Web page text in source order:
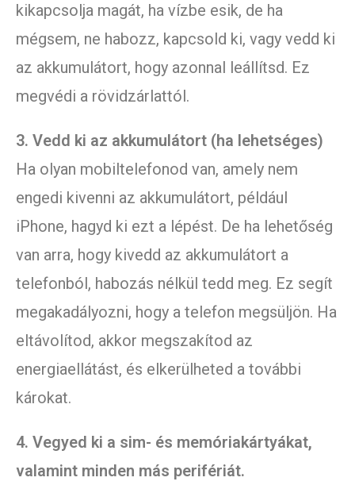
kikapcsolja magát, ha vízbe esik, de ha
mégsem, ne habozz, kapcsold ki, vagy vedd ki
az akkumulátort, hogy azonnal leállítsd. Ez
megvédi a rövidzárlattól.
3. Vedd ki az akkumulátort (ha lehetséges)
Ha olyan mobiltelefonod van, amely nem
engedi kivenni az akkumulátort, például
iPhone, hagyd ki ezt a lépést. De ha lehetőség
van arra, hogy kivedd az akkumulátort a
telefonból, habozás nélkül tedd meg. Ez segít
megakadályozni, hogy a telefon megsüljön. Ha
eltávolítod, akkor megszakítod az
energiaellátást, és elkerülheted a további
károkat.
4. Vegyed ki a sim- és memóriakártyákat,
valamint minden más perifériát.